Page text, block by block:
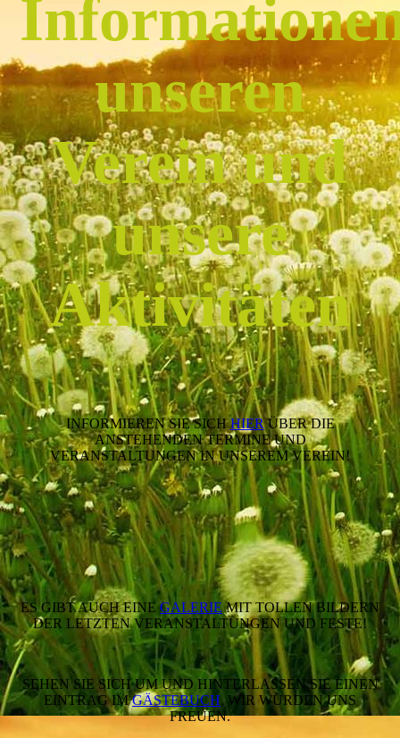
unseren
Verein und
unsere
Aktivitäten
INFORMIEREN SIE SICHHIERÜBER DIE
ANSTEHENDEN TERMINE UND
VERANSTALTUNGEN IN UNSEREM VEREIN!
ES GIBT AUCH EINEGALERIEMIT TOLLEN BILDERN
DER LETZTEN VERANSTALTUNGEN UND FESTE!
SEHEN SIE SICH UM UND HINTERLASSEN SIE EINEN
EINTRAG IMGÄSTEBUCH, WIR WÜRDEN UNS
FREUEN.